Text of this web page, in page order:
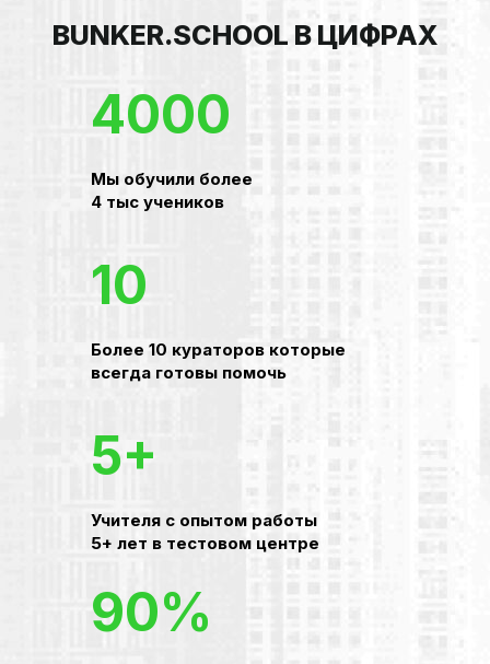
BUNKER.SCHOOL В ЦИФРАХ
4000
Мы обучили более
4 тыс учеников
10
Более 10 кураторов которые
всегда готовы помочь
5+
Учителя с опытом работы
5+ лет в тестовом центре
90%